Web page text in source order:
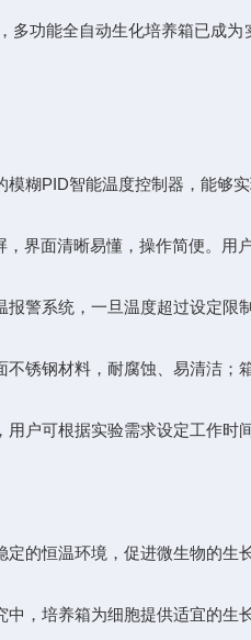
多功能全自动生化培养箱已成
模糊PID智能温度控制器，能够
，界面清晰易懂，操作简便。
报警系统，一旦温度超过设定
不锈钢材料，耐腐蚀、易清洁
用户可根据实验需求设定工作
定的恒温环境，促进微生物的生
中，培养箱为细胞提供适宜的生